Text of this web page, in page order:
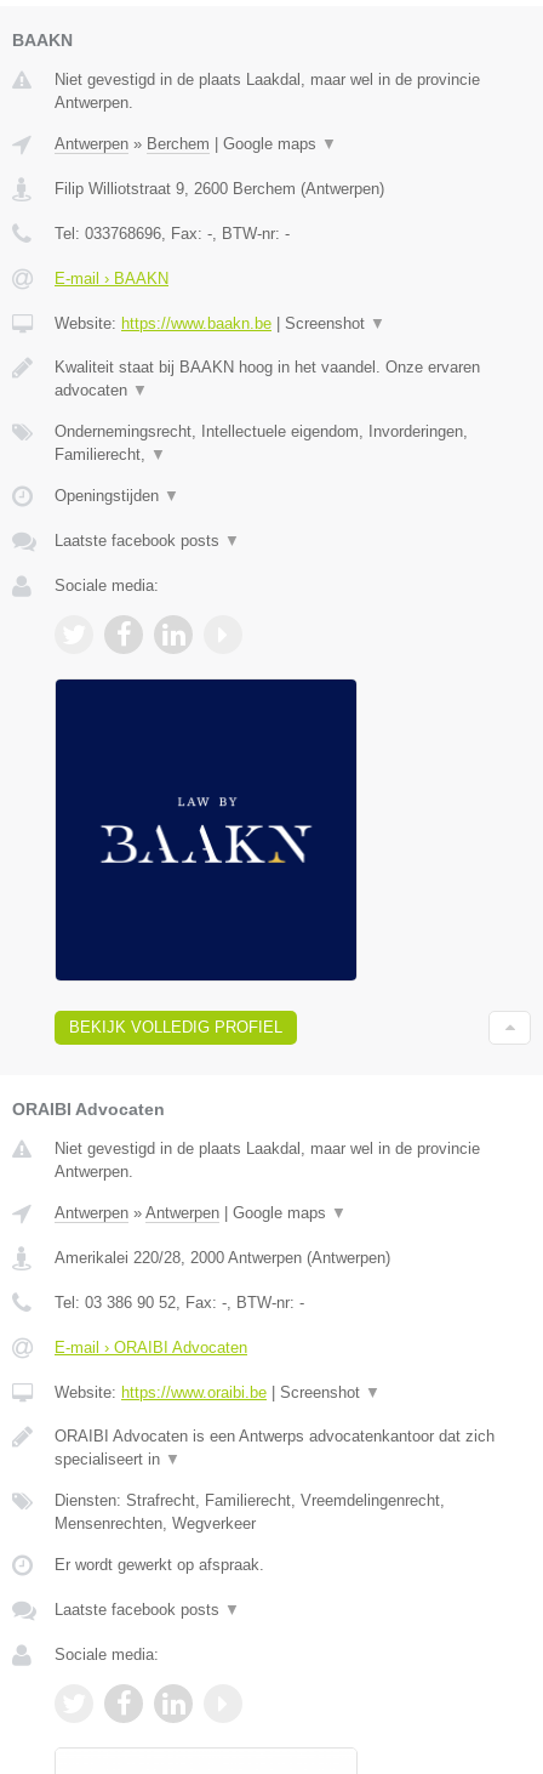
BAAKN
Niet gevestigd in de plaats Laakdal, maar wel in de provincie
Antwerpen.
Antwerpen » Berchem Google maps ▼
Filip Williotstraat 9, 2600 Berchem (Antwerpen)
Tel: 033768696, Fax: -, BTW-nr: -
E-mail › BAAKN
Website: https://www.baakn.be Screenshot ▼
Kwaliteit staat bij BAAKN hoog in het vaandel. Onze ervaren
advocaten ▼
Ondernemingsrecht, Intellectuele eigendom, Invorderingen,
Familierecht, ▼
Openingstijden ▼
Laatste facebook posts ▼
Sociale media:
BEKIJK VOLLEDIG PROFIEL
ORAIBI Advocaten
Niet gevestigd in de plaats Laakdal, maar wel in de provincie
Antwerpen.
Antwerpen » Antwerpen Google maps ▼
Amerikalei 220/28, 2000 Antwerpen (Antwerpen)
Tel: 03 386 90 52, Fax: -, BTW-nr: -
E-mail › ORAIBI Advocaten
Website: https://www.oraibi.be Screenshot ▼
ORAIBI Advocaten is een Antwerps advocatenkantoor dat zich
specialiseert in ▼
Diensten: Strafrecht, Familierecht, Vreemdelingenrecht,
Mensenrechten, Wegverkeer
Er wordt gewerkt op afspraak.
Laatste facebook posts ▼
Sociale media: